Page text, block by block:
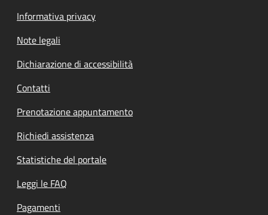
Informativa privacy
Note legali
Dichiarazione di accessibilità
Contatti
Prenotazione appuntamento
Richiedi assistenza
Statistiche del portale
Leggi le FAQ
Pagamenti